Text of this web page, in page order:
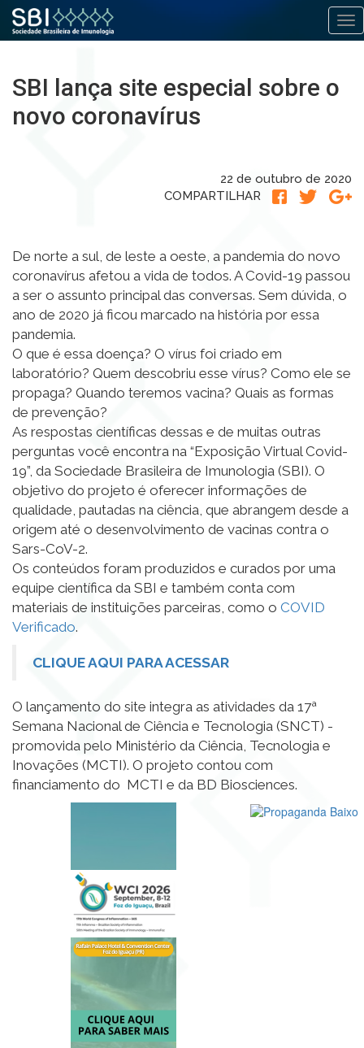
o
SBI lança site especial sobre o
novo coronavírus
22 de outubro de 2020
COMPARTILHAR
De norte a sul, de leste a oeste, a pandemia do novo
coronavírus afetou a vida de todos. A Covid-19 passou
a ser o assunto principal das conversas. Sem dúvida, o
ano de 2020 já ficou marcado na história por essa
pandemia.
O que é essa doença? O vírus foi criado em
laboratório? Quem descobriu esse vírus? Como ele se
propaga? Quando teremos vacina? Quais as formas
de prevenção?
As respostas científicas dessas e de muitas outras
perguntas você encontra na “Exposição Virtual Covid-
19”, da Sociedade Brasileira de Imunologia (SBI). O
objetivo do projeto é oferecer informações de
qualidade, pautadas na ciência, que abrangem desde a
origem até o desenvolvimento de vacinas contra o
Sars-CoV-2.
Os conteúdos foram produzidos e curados por uma
equipe científica da SBI e também conta com
materiais de instituições parceiras, como o COVID
Verificado.
CLIQUE AQUI PARA ACESSAR
O lançamento do site integra as atividades da 17ª
Semana Nacional de Ciência e Tecnologia (SNCT) -
promovida pelo Ministério da Ciência, Tecnologia e
Inovações (MCTI). O projeto contou com
financiamento do MCTI e da BD Biosciences.